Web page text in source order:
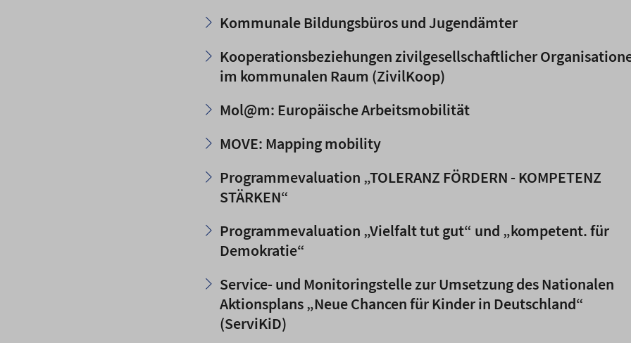
Kommunale Bildungsbüros und Jugendämter
Kooperationsbeziehungen zivilgesellschaftlicher
im kommunalen Raum (ZivilKoop)
Mol@m: Europäische Arbeitsmobilität
MOVE: Mapping mobility
Programmevaluation „TOLERANZ FÖRDERN - KOMPETENZ
STÄRKEN“
Programmevaluation „Vielfalt tut gut“ und „kompetent. für
Demokratie“
Service- und Monitoringstelle zur Umsetzung des Nationalen
Aktionsplans „Neue Chancen für Kinder in Deutschland“
(ServiKiD)